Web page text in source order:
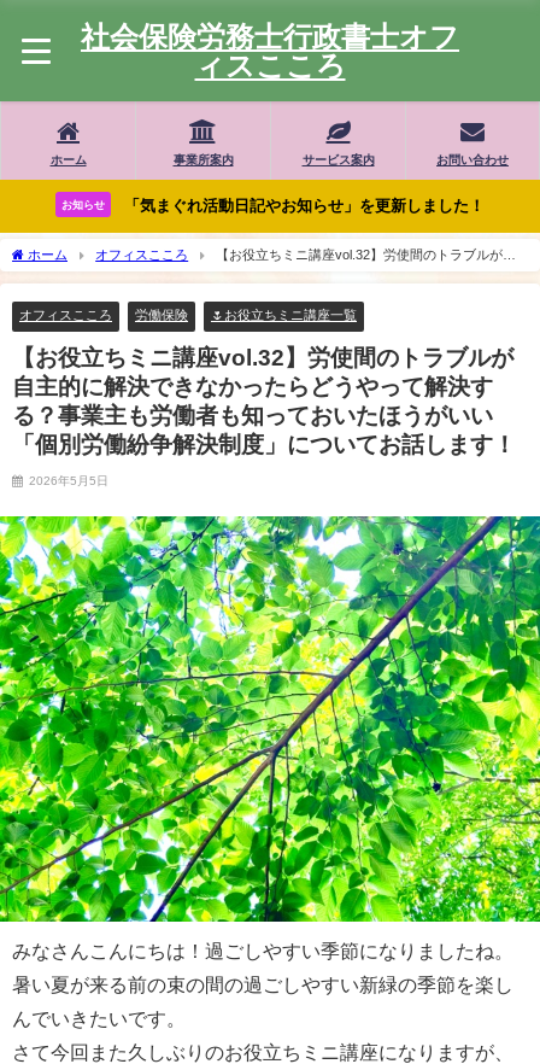
社会保険労務士行政書士オフ
ィスこころ
ホーム 事業所案内 サービス案内 お問い合わせ
お知らせ 「気まぐれ活動日記やお知らせ」を更新しました！
ホーム オフィスこころ
【お役立ちミニ講座vol.32】労使間のトラブルが自
主的に解決できなかったらどうやって解決する？事業主も労働者も知っておいたほう
オフィスこころ
労働保険 🌷お役立ちミニ講座一覧
【お役立ちミニ講座vol.32】労使間のトラブルが
自主的に解決できなかったらどうやって解決す
る？事業主も労働者も知っておいたほうがいい
「個別労働紛争解決制度」についてお話します！
2026年5月5日
みなさんこんにちは！過ごしやすい季節になりましたね。
暑い夏が来る前の束の間の過ごしやすい新緑の季節を楽し
んでいきたいです。
さて今回また久しぶりのお役立ちミニ講座になりますが、